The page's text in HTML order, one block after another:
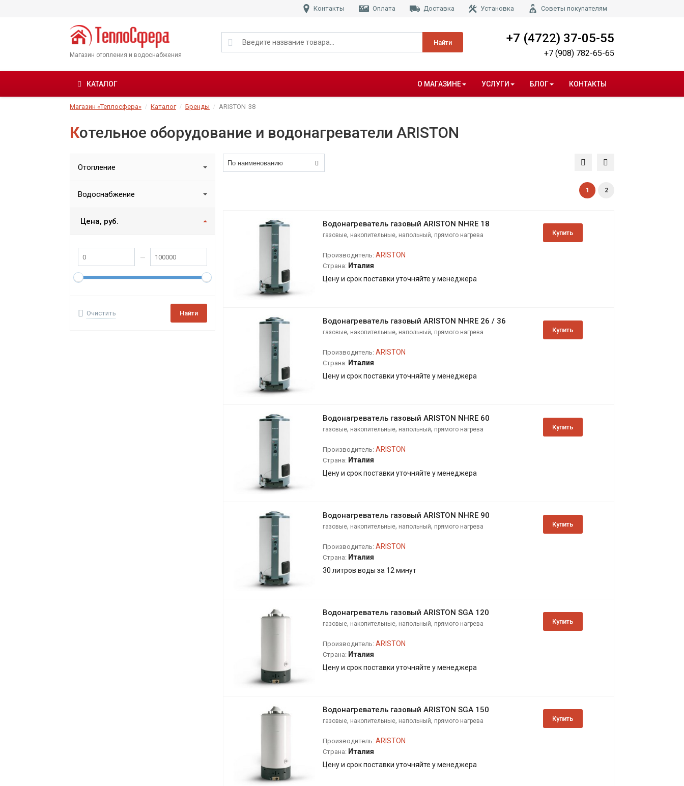
Контакты Оплата Доставка Установка Советы покупателям
Магазин отопления и водоснабжения
Найти +7 (4722) 37-05-55
+7 (908) 782-65-65
КАТАЛОГ КОНТАКТЫ
БЛОГ
УСЛУГИ
О МАГАЗИНЕ
Магазин «Теплосфера» Каталог Бренды ARISTON 38
Котельное оборудование и водонагреватели ARISTON
Отопление
Водоснабжение
Цена, руб.
Очистить Найти
1 2
Водонагреватель газовый ARISTON NHRE 18
газовые, накопительные, напольный, прямого нагрева
Производитель: ARISTON
Страна: Италия
Цену и срок поставки уточняйте у менеджера
Купить
Водонагреватель газовый ARISTON NHRE 26 / 36
газовые, накопительные, напольный, прямого нагрева
Производитель: ARISTON
Страна: Италия
Цену и срок поставки уточняйте у менеджера
Купить
Водонагреватель газовый ARISTON NHRE 60
газовые, накопительные, напольный, прямого нагрева
Производитель: ARISTON
Страна: Италия
Цену и срок поставки уточняйте у менеджера
Купить
Водонагреватель газовый ARISTON NHRE 90
газовые, накопительные, напольный, прямого нагрева
Производитель: ARISTON
Страна: Италия
30 литров воды за 12 минут
Купить
Водонагреватель газовый ARISTON SGA 120
газовые, накопительные, напольный, прямого нагрева
Производитель: ARISTON
Страна: Италия
Цену и срок поставки уточняйте у менеджера
Купить
Водонагреватель газовый ARISTON SGA 150
газовые, накопительные, напольный, прямого нагрева
Производитель: ARISTON
Страна: Италия
Цену и срок поставки уточняйте у менеджера
Купить